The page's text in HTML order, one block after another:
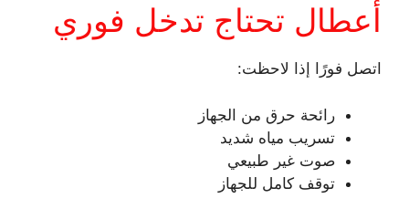
أعطال تحتاج تدخل فوري
اتصل فورًا إذا لاحظت:
رائحة حرق من الجهاز
تسريب مياه شديد
صوت غير طبيعي
توقف كامل للجهاز